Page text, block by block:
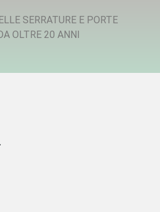
SERRATURE E PORTE
OLTRE 20 ANNI